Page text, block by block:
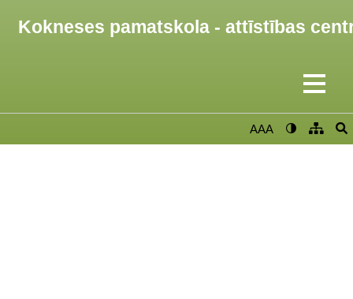
Kokneses pamatskola - attīstības
AAA